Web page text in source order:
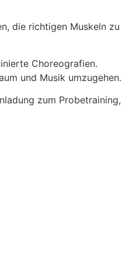
die richtigen Muskeln zu
Choreografien.
und Musik umzugehen.
zum Probetraining,